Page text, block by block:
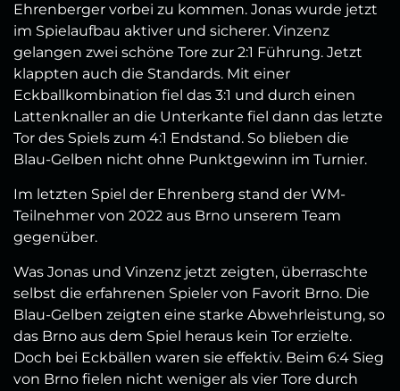
Ehrenberger vorbei zu kommen. Jonas wurde jetzt
im Spielaufbau aktiver und sicherer. Vinzenz
gelangen zwei schöne Tore zur 2:1 Führung. Jetzt
klappten auch die Standards. Mit einer
Eckballkombination fiel das 3:1 und durch einen
Lattenknaller an die Unterkante fiel dann das letzte
Tor des Spiels zum 4:1 Endstand. So blieben die
Blau-Gelben nicht ohne Punktgewinn im Turnier.
Im letzten Spiel der Ehrenberg stand der WM-
Teilnehmer von 2022 aus Brno unserem Team
gegenüber.
Was Jonas und Vinzenz jetzt zeigten, überraschte
selbst die erfahrenen Spieler von Favorit Brno. Die
Blau-Gelben zeigten eine starke Abwehrleistung, so
das Brno aus dem Spiel heraus kein Tor erzielte.
Doch bei Eckbällen waren sie effektiv. Beim 6:4 Sieg
von Brno fielen nicht weniger als vier Tore durch